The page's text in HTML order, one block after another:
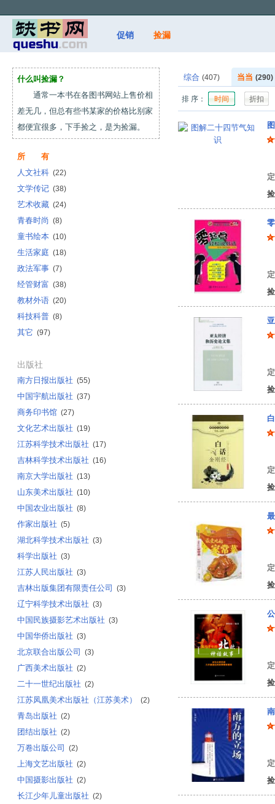
促销 捡漏
什么叫捡漏？
通常一本书在各图书网站上售价相
差无几，但总有些书某家的价格比别家
都便宜很多，下手捡之，是为捡漏。
所 有
人文社科 (22)
文学传记 (38)
艺术收藏 (24)
青春时尚 (8)
童书绘本 (10)
生活家庭 (18)
政法军事 (7)
经管财富 (38)
教材外语 (20)
科技科普 (8)
其它 (97)
出版社
南方日报出版社 (55)
中国宇航出版社 (37)
商务印书馆 (27)
文化艺术出版社 (19)
江苏科学技术出版社 (17)
吉林科学技术出版社 (16)
南京大学出版社 (13)
山东美术出版社 (10)
中国农业出版社 (8)
作家出版社 (5)
湖北科学技术出版社 (3)
科学出版社 (3)
江苏人民出版社 (3)
吉林出版集团有限责任公司 (3)
辽宁科学技术出版社 (3)
中国民族摄影艺术出版社 (3)
中国华侨出版社 (3)
北京联合出版公司 (3)
广西美术出版社 (2)
二十一世纪出版社 (2)
江苏凤凰美术出版社（江苏美术） (2)
青岛出版社 (2)
团结出版社 (2)
万卷出版公司 (2)
上海文艺出版社 (2)
中国摄影出版社 (2)
长江少年儿童出版社 (2)
综合 (407) 当当 (290)
排 序： 时间 折扣